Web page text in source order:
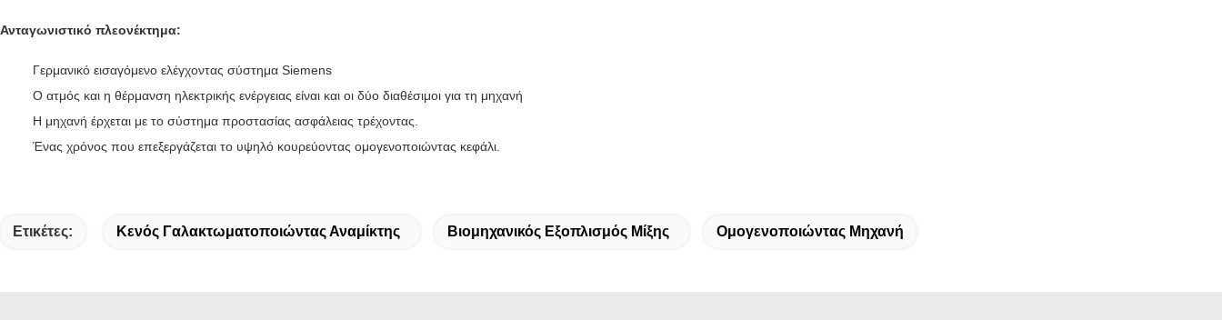
Ανταγωνιστικό πλεονέκτημα:
Γερμανικό εισαγόμενο ελέγχοντας σύστημα Siemens
Ο ατμός και η θέρμανση ηλεκτρικής ενέργειας είναι και οι δύο διαθέσιμοι για τη μηχανή
Η μηχανή έρχεται με το σύστημα προστασίας ασφάλειας τρέχοντας.
Ένας χρόνος που επεξεργάζεται το υψηλό κουρεύοντας ομογενοποιώντας κεφάλι.
Ετικέτες: Κενός Γαλακτωματοποιώντας Αναμίκτης Βιομηχανικός Εξοπλισμός Μίξης Ομογενοποιώντας Μηχανή